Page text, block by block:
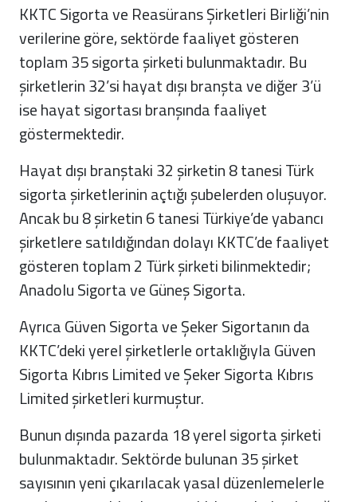
KKTC Sigorta ve Reasürans Şirketleri Birliği’nin
verilerine göre, sektörde faaliyet gösteren
toplam 35sigorta şirketi bulunmaktadır. Bu
şirketlerin 32’si hayat dışı branşta ve diğer 3’ü
ise hayat sigortası branşında faaliyet
göstermektedir.
Hayat dışı branştaki 32 şirketin 8 tanesi Türk
sigorta şirketlerinin açtığı şubelerden oluşuyor.
Ancak bu 8 şirketin 6 tanesi Türkiye’de yabancı
şirketlere satıldığından dolayı KKTC’de faaliyet
gösteren toplam 2 Türk şirketi bilinmektedir;
Anadolu Sigorta ve Güneş Sigorta.
Ayrıca Güven Sigorta ve Şeker Sigortanın da
KKTC’deki yerel şirketlerle ortaklığıyla Güven
Sigorta Kıbrıs Limited ve Şeker Sigorta Kıbrıs
Limited şirketleri kurmuştur.
Bunun dışında pazarda 18 yerel sigorta şirketi
bulunmaktadır. Sektörde bulunan 35 şirket
sayısının yeni çıkarılacak yasal düzenlemelerle